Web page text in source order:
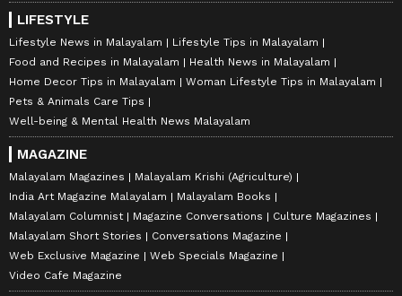
LIFESTYLE
Lifestyle News in Malayalam
Lifestyle Tips in Malayalam
Food and Recipes in Malayalam
Health News in Malayalam
Home Decor Tips in Malayalam
Woman Lifestyle Tips in Malayalam
Pets & Animals Care Tips
Well-being & Mental Health News Malayalam
MAGAZINE
Malayalam Magazines
Malayalam Krishi (Agriculture)
India Art Magazine Malayalam
Malayalam Books
Malayalam Columnist
Magazine Conversations
Culture Magazines
Malayalam Short Stories
Conversations Magazine
Web Exclusive Magazine
Web Specials Magazine
Video Cafe Magazine